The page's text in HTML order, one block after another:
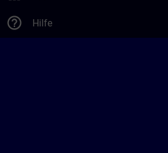
help_outline Hilfe